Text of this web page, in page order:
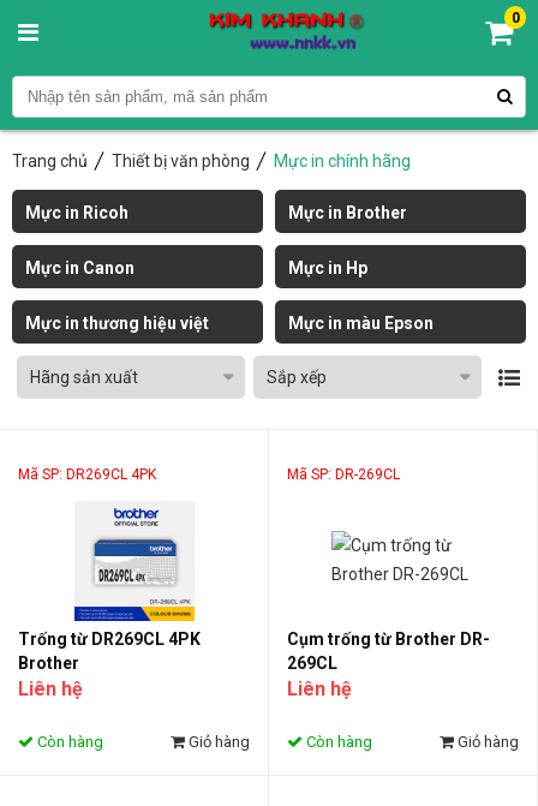
0
Trang chủ Thiết bị văn phòng Mực in chính hãng
Mực in Ricoh Mực in Brother
Mực in Canon Mực in Hp
Mực in thương hiệu việt Mực in màu Epson
Hãng sản xuất Sắp xếp
Mã SP: DR269CL 4PK
Trống từ DR269CL 4PK
Brother
Liên hệ
Còn hàng Giỏ hàng
Mã SP: DR-269CL
Cụm trống từ Brother DR-
269CL
Liên hệ
Còn hàng Giỏ hàng